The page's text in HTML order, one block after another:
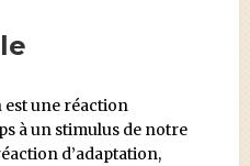
une réaction
à un stimulus de notre
d’adaptation,